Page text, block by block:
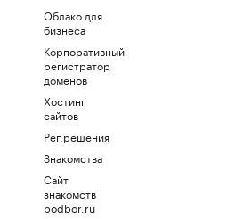
Облако для
бизнеса
Корпоративный
регистратор
доменов
Хостинг
сайтов
Рег.решения
Знакомства
Сайт
знакомств
podbor.ru